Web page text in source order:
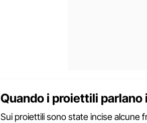
Quando i proiettili parlano
Sui proiettili sono state incise alcune